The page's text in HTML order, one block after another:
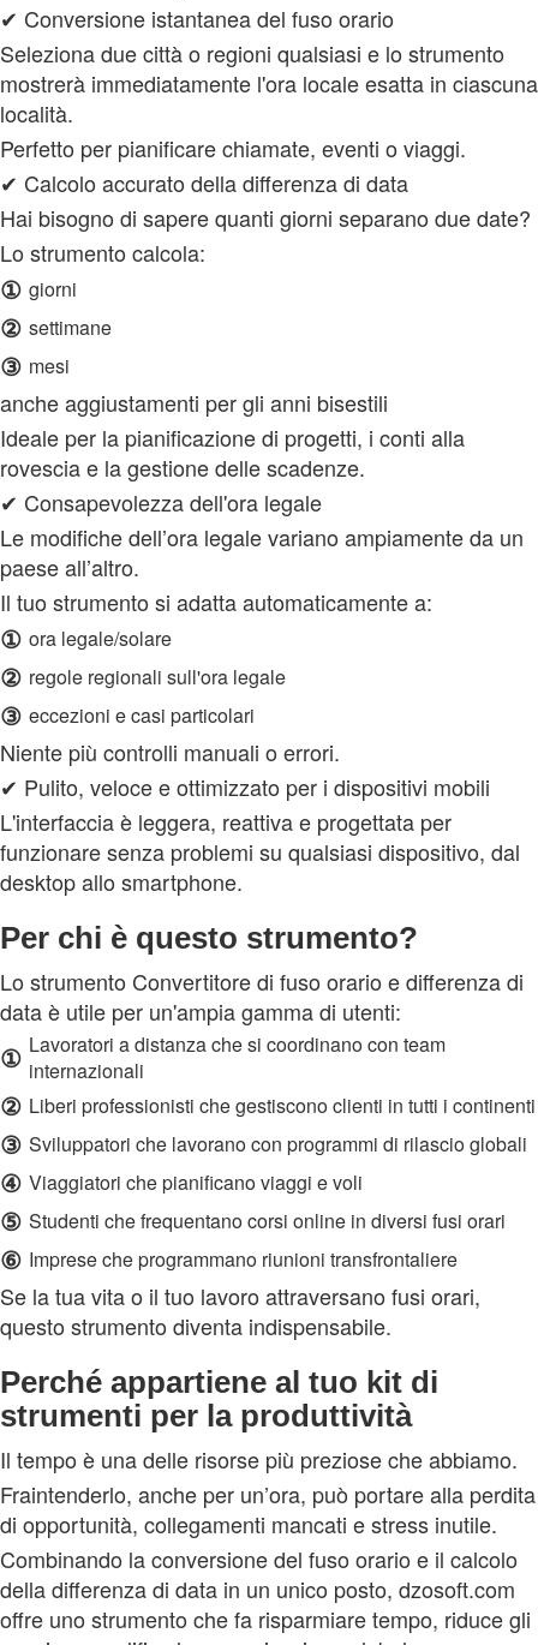
✔ Conversione istantanea del fuso orario
Seleziona due città o regioni qualsiasi e lo strumento
mostrerà immediatamente l'ora locale esatta in ciascuna
località.
Perfetto per pianificare chiamate, eventi o viaggi.
✔ Calcolo accurato della differenza di data
Hai bisogno di sapere quanti giorni separano due date?
Lo strumento calcola:
① giorni
② settimane
③ mesi
anche aggiustamenti per gli anni bisestili
Ideale per la pianificazione di progetti, i conti alla
rovescia e la gestione delle scadenze.
✔ Consapevolezza dell'ora legale
Le modifiche dell’ora legale variano ampiamente da un
paese all’altro.
Il tuo strumento si adatta automaticamente a:
① ora legale/solare
② regole regionali sull'ora legale
③ eccezioni e casi particolari
Niente più controlli manuali o errori.
✔ Pulito, veloce e ottimizzato per i dispositivi mobili
L'interfaccia è leggera, reattiva e progettata per
funzionare senza problemi su qualsiasi dispositivo, dal
desktop allo smartphone.
Per chi è questo strumento?
Lo strumento Convertitore di fuso orario e differenza di
data è utile per un'ampia gamma di utenti:
① Lavoratori a distanza che si coordinano con team
internazionali
② Liberi professionisti che gestiscono clienti in tutti i continenti
③ Sviluppatori che lavorano con programmi di rilascio globali
④ Viaggiatori che pianificano viaggi e voli
⑤ Studenti che frequentano corsi online in diversi fusi orari
⑥ Imprese che programmano riunioni transfrontaliere
Se la tua vita o il tuo lavoro attraversano fusi orari,
questo strumento diventa indispensabile.
Perché appartiene al tuo kit di
strumenti per la produttività
Il tempo è una delle risorse più preziose che abbiamo.
Fraintenderlo, anche per un’ora, può portare alla perdita
di opportunità, collegamenti mancati e stress inutile.
Combinando la conversione del fuso orario e il calcolo
della differenza di data in un unico posto, dzosoft.com
offre uno strumento che fa risparmiare tempo, riduce gli